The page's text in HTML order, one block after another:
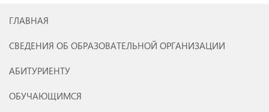
ГЛАВНАЯ
СВЕДЕНИЯ ОБ ОБРАЗОВАТЕЛЬНОЙ ОРГАНИЗАЦИИ
АБИТУРИЕНТУ
ОБУЧАЮЩИМСЯ